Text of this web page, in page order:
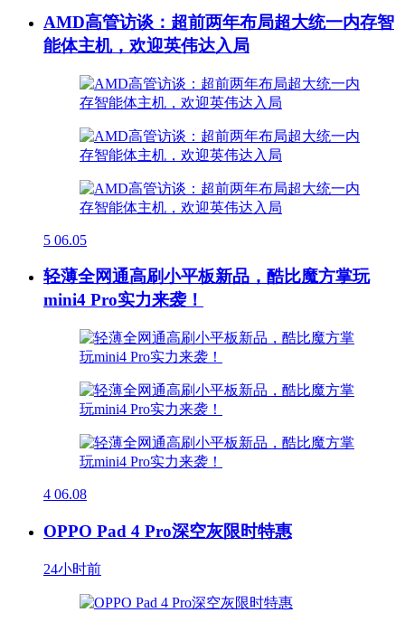
AMD高管访谈：超前两年布局超大统一内存智
能体主机，欢迎英伟达入局
5 06.05
轻薄全网通高刷小平板新品，酷比魔方掌玩
mini4 Pro实力来袭！
4 06.08
OPPO Pad 4 Pro深空灰限时特惠
24小时前